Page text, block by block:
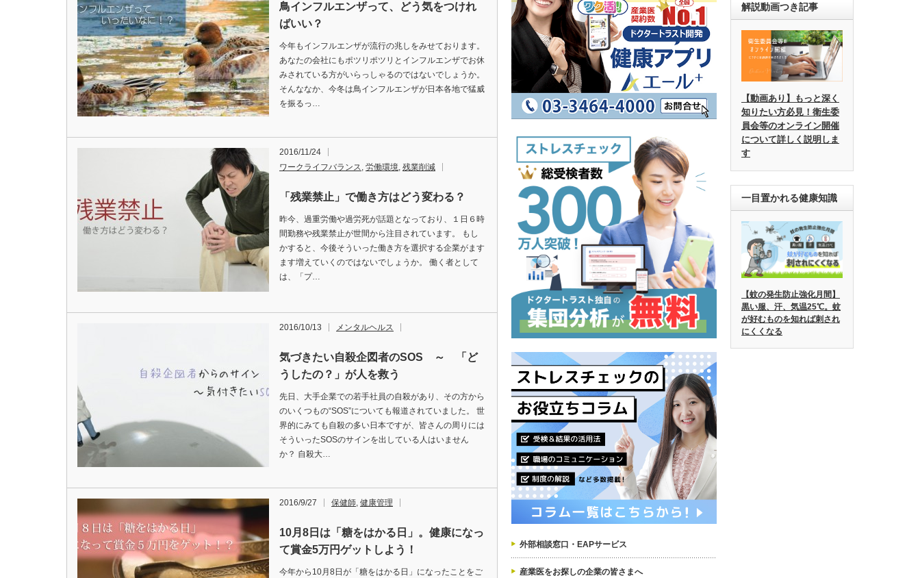
鳥インフルエンザって、どう気をつけれ
ばいい？
今年もインフルエンザが流行の兆しをみせております。
あなたの会社にもポツリポツリとインフルエンザでお休
みされている方がいらっしゃるのではないでしょうか。
そんななか、今冬は鳥インフルエンザが日本各地で猛威
を振るっ…
2016/11/24
ワークライフバランス, 労働環境, 残業削減
「残業禁止」で働き方はどう変わる？
昨今、過重労働や過労死が話題となっており、１日６時
間勤務や残業禁止が世間から注目されています。 もし
かすると、今後そういった働き方を選択する企業がます
ます増えていくのではないでしょうか。 働く者として
は、「プ…
2016/10/13 メンタルヘルス
気づきたい自殺企図者のSOS ～ 「ど
うしたの？」が人を救う
先日、大手企業での若手社員の自殺があり、その方から
のいくつもの“SOS”についても報道されていました。 世
界的にみても自殺の多い日本ですが、皆さんの周りには
そういったSOSのサインを出している人はいません
か？ 自殺大…
2016/9/27 保健師, 健康管理
10月8日は「糖をはかる日」。健康になっ
て賞金5万円ゲットしよう！
今年から10月8日が「糖をはかる日」になったことをご
外部相談窓口・EAPサービス
産業医をお探しの企業の皆さまへ
解説動画つき記事
【動画あり】もっと深く
知りたい方必見！衛生委
員会等のオンライン開催
について詳しく説明しま
す
一目置かれる健康知識
【蚊の発生防止強化月間】
黒い服、汗、気温25℃。蚊
が好むものを知れば刺され
にくくなる